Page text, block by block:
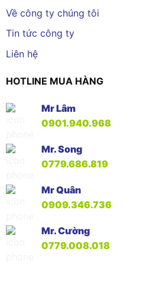
Về công ty chúng tôi
Tin tức công ty
Liên hệ
HOTLINE MUA HÀNG
Mr Lâm
0901.940.968
Mr. Song
0779.686.819
Mr Quân
0909.346.736
Mr. Cường
0779.008.018